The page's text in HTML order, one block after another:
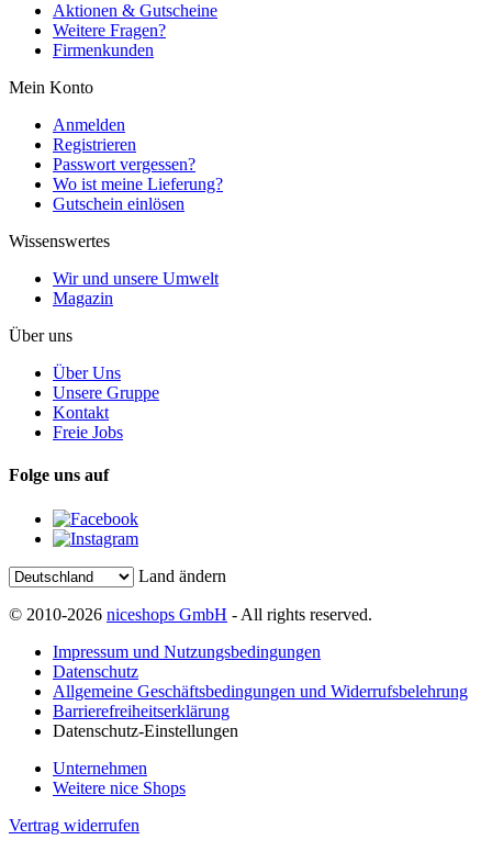
Aktionen & Gutscheine
Weitere Fragen?
Firmenkunden
Mein Konto
Anmelden
Registrieren
Passwort vergessen?
Wo ist meine Lieferung?
Gutschein einlösen
Wissenswertes
Wir und unsere Umwelt
Magazin
Über uns
Über Uns
Unsere Gruppe
Kontakt
Freie Jobs
Folge uns auf
Land ändern
© 2010-2026 niceshops GmbH - All rights reserved.
Impressum und Nutzungsbedingungen
Datenschutz
Allgemeine Geschäftsbedingungen und Widerrufsbelehrung
Barrierefreiheitserklärung
Datenschutz-Einstellungen
Unternehmen
Weitere nice Shops
Vertrag widerrufen